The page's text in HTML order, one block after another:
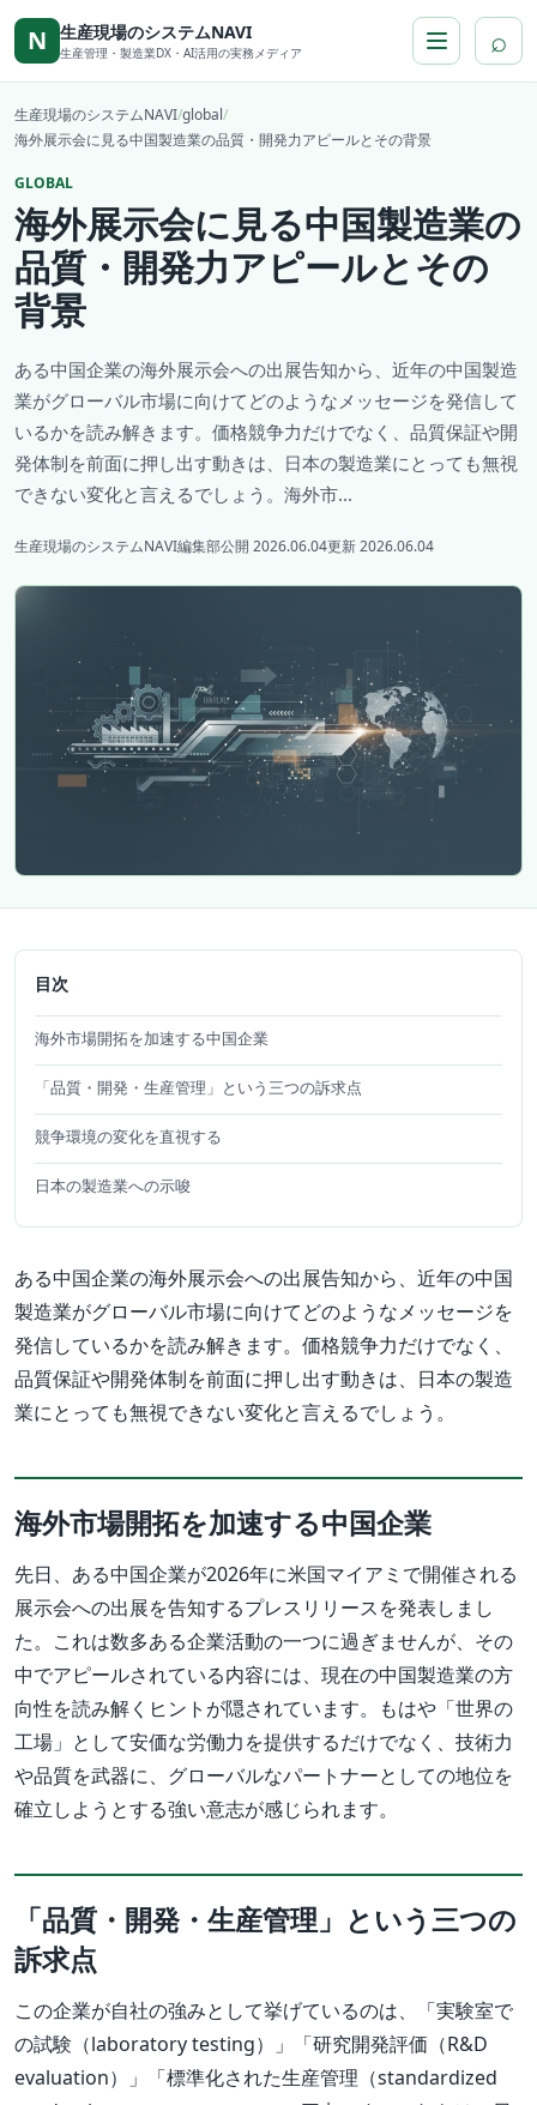
本文へ移動
N 生産現場のシステムNAVI
生産管理・製造業DX・AI活用の実務メディア ⌕
生産現場のシステムNAVI/global/
海外展示会に見る中国製造業の品質・開発力アピールとその背景
GLOBAL
海外展示会に見る中国製造業の
品質・開発力アピールとその
背景
ある中国企業の海外展示会への出展告知から、近年の中国製造
業がグローバル市場に向けてどのようなメッセージを発信して
いるかを読み解きます。価格競争力だけでなく、品質保証や開
発体制を前面に押し出す動きは、日本の製造業にとっても無視
できない変化と言えるでしょう。海外市...
生産現場のシステムNAVI編集部公開 2026.06.04更新 2026.06.04
目次
海外市場開拓を加速する中国企業
「品質・開発・生産管理」という三つの訴求点
競争環境の変化を直視する
日本の製造業への示唆
ある中国企業の海外展示会への出展告知から、近年の中国
製造業がグローバル市場に向けてどのようなメッセージを
発信しているかを読み解きます。価格競争力だけでなく、
品質保証や開発体制を前面に押し出す動きは、日本の製造
業にとっても無視できない変化と言えるでしょう。
海外市場開拓を加速する中国企業
先日、ある中国企業が2026年に米国マイアミで開催される
展示会への出展を告知するプレスリリースを発表しまし
た。これは数多ある企業活動の一つに過ぎませんが、その
中でアピールされている内容には、現在の中国製造業の方
向性を読み解くヒントが隠されています。もはや「世界の
工場」として安価な労働力を提供するだけでなく、技術力
や品質を武器に、グローバルなパートナーとしての地位を
確立しようとする強い意志が感じられます。
「品質・開発・生産管理」という三つの
訴求点
この企業が自社の強みとして挙げているのは、「実験室で
の試験（laboratory testing）」「研究開発評価（R&D
evaluation）」「標準化された生産管理（standardized